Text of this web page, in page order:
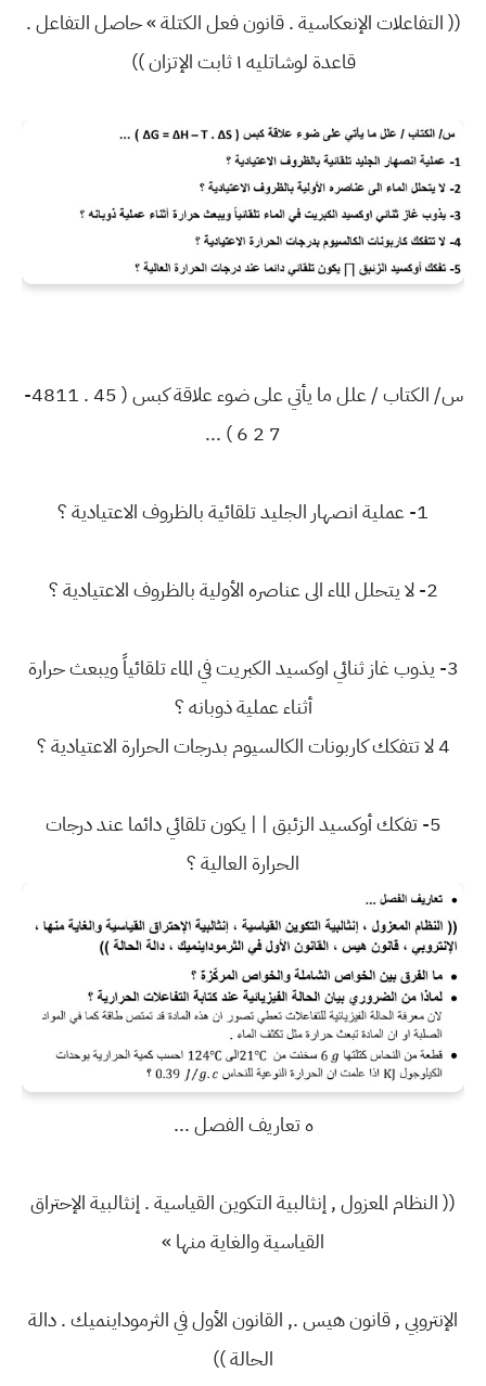
(( التفاعلات الإنعكاسية . قانون فعل الكتلة » حاصل التفاعل .
قاعدة لوشاتليه ١ ثابت الإتزان ))
س/ الكتاب / علل ما يأتي على ضوء علاقة كبس ( 45 . 4811-
7 2 6 ) ...
1- عملية انصهار الجليد تلقائية بالظروف الاعتيادية ؟
2- لا يتحلل الماء الى عناصره الأولية بالظروف الاعتيادية ؟
3- يذوب غاز ثنائي اوكسيد الكبريت في الماء تلقائياً ويبعث حرارة
أثناء عملية ذوبانه ؟
4 لا تتفكك كاربونات الكالسيوم بدرجات الحرارة الاعتيادية ؟
5- تفكك أوكسيد الزئبق | | يكون تلقائي دائما عند درجات
الحرارة العالية ؟
ه تعاريف الفصل ...
(( النظام المعزول , إنثالبية التكوين القياسية . إنثالبية الإحتراق
القياسية والغاية منها »
الإنتروبي , قانون هيس ., القانون الأول في الثرموداينميك . دالة
الحالة ))